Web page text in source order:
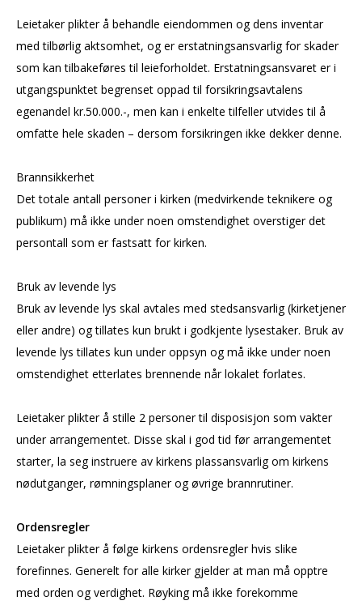
Leietaker plikter å behandle eiendommen og dens inventar
med tilbørlig aktsomhet, og er erstatningsansvarlig for skader
som kan tilbakeføres til leieforholdet. Erstatningsansvaret er i
utgangspunktet begrenset oppad til forsikringsavtalens
egenandel kr.50.000.-, men kan i enkelte tilfeller utvides til å
omfatte hele skaden – dersom forsikringen ikke dekker denne.
Brannsikkerhet
Det totale antall personer i kirken (medvirkende teknikere og
publikum) må ikke under noen omstendighet overstiger det
persontall som er fastsatt for kirken.
Bruk av levende lys
Bruk av levende lys skal avtales med stedsansvarlig (kirketjener
eller andre) og tillates kun brukt i godkjente lysestaker. Bruk av
levende lys tillates kun under oppsyn og må ikke under noen
omstendighet etterlates brennende når lokalet forlates.
Leietaker plikter å stille 2 personer til disposisjon som vakter
under arrangementet. Disse skal i god tid før arrangementet
starter, la seg instruere av kirkens plassansvarlig om kirkens
nødutganger, rømningsplaner og øvrige brannrutiner.
Ordensregler
Leietaker plikter å følge kirkens ordensregler hvis slike
forefinnes. Generelt for alle kirker gjelder at man må opptre
med orden og verdighet. Røyking må ikke forekomme